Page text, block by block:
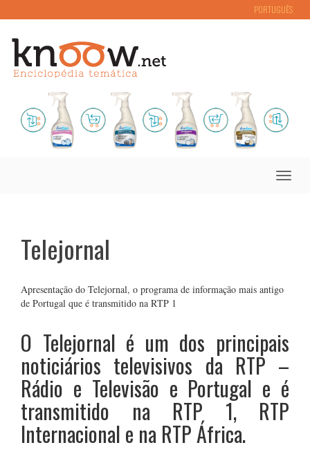
PORTUGUÊS
Toggle
Telejornal
Apresentação do Telejornal, o programa de informação mais antigo
de Portugal que é transmitido na RTP 1
O Telejornal é um dos principais
noticiários televisivos da RTP –
Rádio e Televisão e Portugal e é
transmitido na RTP 1, RTP
Internacional e na RTP África.